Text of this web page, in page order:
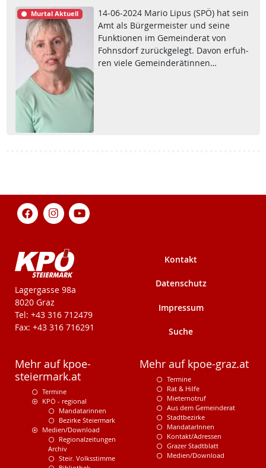
Murtal Aktuell
14-06-2024 Ma­rio Li­pus (SPÖ) hat sein
Amt als Bür­ger­meis­ter und sei­ne
Funk­tio­nen im Ge­mein­de­rat von
Fohns­dorf zu­rück­ge­legt. Da­von er­fuh­
ren vie­le Ge­mein­de­rä­tin­nen…
KPÖ-Steiermark
Lagergasse 98a
8020 Graz
Tel: +43 316 712479
Fax: +43 316 716291
Kontakt
Datenschutz
Impressum
Suche
Mehr auf kpoe-
steiermark.at
Termine
KPÖ - regional
Mandatarinnen
Bezirke Steiermark
Medien/Download
Regionalzeitungen
Archiv
Steir. Volksstimme
Mehr auf kpoe-graz.at
Termine
Rat & Hilfe
Mieternotruf
Aus dem Gemeinderat
Stadtbezirke
MandatarInnen
Kontakt/Adressen
Grazer Stadtblatt
Medien/Download